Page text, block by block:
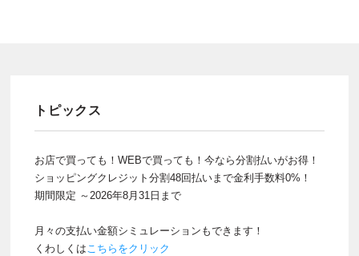
トピックス
お店で買っても！WEBで買っても！今なら分割払いがお得！
ショッピングクレジット分割48回払いまで金利手数料0%！
期間限定 ～2026年8月31日まで
月々の支払い金額シミュレーションもできます！
くわしくはこちらをクリック